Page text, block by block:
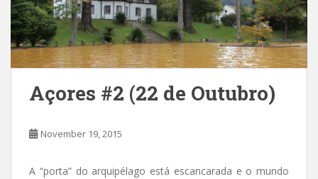
Açores #2 (22 de Outubro)
November 19, 2015
A “porta” do arquipélago está escancarada e o mundo